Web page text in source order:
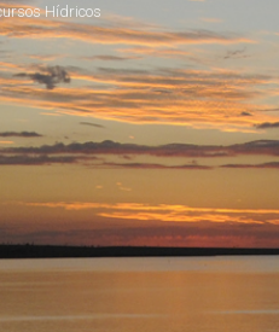
Hídricos